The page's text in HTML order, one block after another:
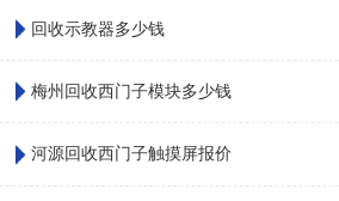
回收示教器多少钱
梅州回收西门子模块多少钱
河源回收西门子触摸屏报价